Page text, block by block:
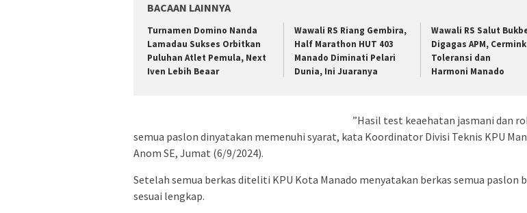
BACAAN LAINNYA
Turnamen Domino Nanda
Lamadau Sukses Orbitkan
Puluhan Atlet Pemula, Next
Iven Lebih Beaar
Wawali RS Riang Gembira,
Half Marathon HUT 403
Manado Diminati Pelari
Dunia, Ini Juaranya
Wawali RS Salut
Digagas APM,
Toleransi dan
Harmoni Manado
”Hasil test keaehatan jasmani dan
semua paslon dinyatakan memenuhi syarat, kata Koordinator Divisi Teknis KPU
Anom SE, Jumat (6/9/2024).
Setelah semua berkas diteliti KPU Kota Manado menyatakan berkas semua paslon
sesuai lengkap.